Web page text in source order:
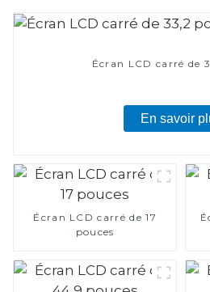
Écran LCD carré de
En savoir
Écran LCD carré de 17
pouces